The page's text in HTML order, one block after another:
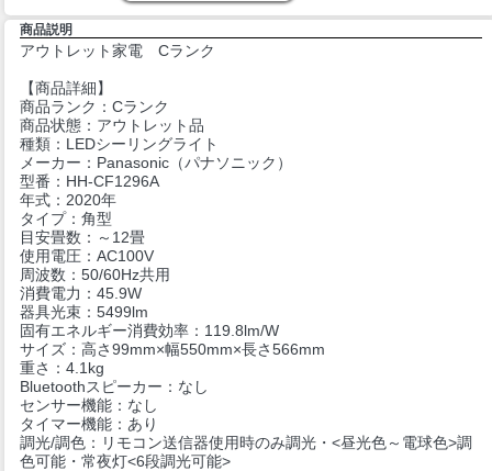
商品説明
アウトレット家電 Cランク
【商品詳細】
商品ランク：Cランク
商品状態：アウトレット品
種類：LEDシーリングライト
メーカー：Panasonic（パナソニック）
型番：HH-CF1296A
年式：2020年
タイプ：角型
目安畳数：～12畳
使用電圧：AC100V
周波数：50/60Hz共用
消費電力：45.9W
器具光束：5499lm
固有エネルギー消費効率：119.8lm/W
サイズ：高さ99mm×幅550mm×長さ566mm
重さ：4.1kg
Bluetoothスピーカー：なし
センサー機能：なし
タイマー機能：あり
調光/調色：リモコン送信器使用時のみ調光・<昼光色～電球色>調
色可能・常夜灯<6段調光可能>